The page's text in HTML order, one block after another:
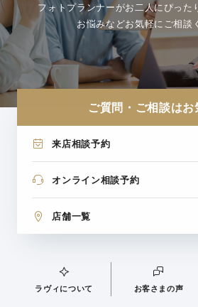
フォトプランナーがお二人にぴった
お悩みなどお気軽にご相談
ご質問・ご相談はお
来店相談予約
オンライン相談予約
店舗一覧
ラヴィについて お客さまの声